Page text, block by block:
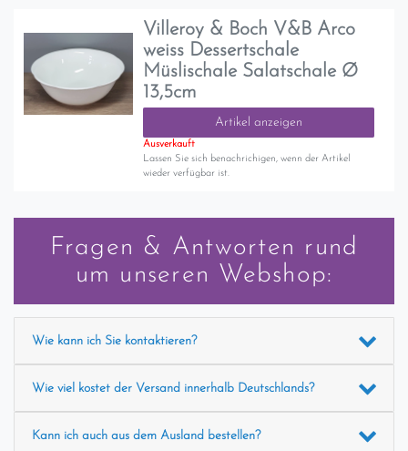
Villeroy & Boch V&B Arco
weiss Dessertschale
Müslischale Salatschale Ø
13,5cm
Artikel anzeigen
Ausverkauft
Lassen Sie sich benachrichigen, wenn der Artikel
wieder verfügbar ist.
Fragen & Antworten rund
um unseren Webshop:
Wie kann ich Sie kontaktieren?
Wie viel kostet der Versand innerhalb Deutschlands?
Kann ich auch aus dem Ausland bestellen?